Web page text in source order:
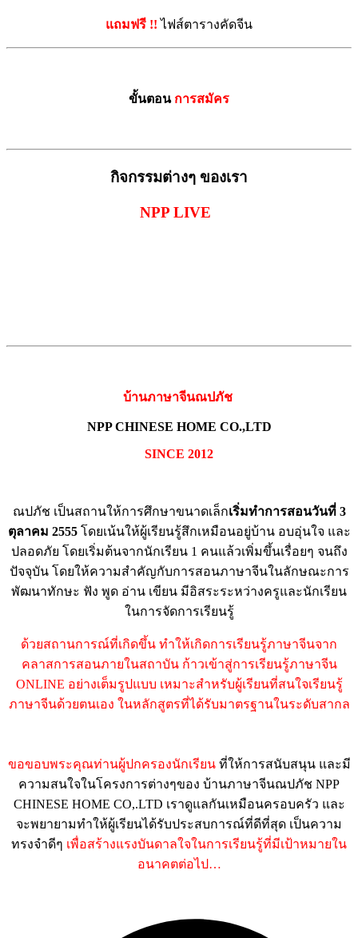
แถมฟรี !! ไฟส์ตารางคัดจีน
ขั้นตอน การสมัคร
กิจกรรมต่างๆ ของเรา
NPP LIVE
บ้านภาษาจีนณปภัช
NPP CHINESE HOME CO.,LTD
SINCE 2012
ณปภัช เป็นสถานให้การศึกษาขนาดเล็กเริ่มทำการสอนวันที่ 3
ตุลาคม 2555โดยเน้นให้ผู้เรียนรู้สึกเหมือนอยู่บ้าน อบอุ่นใจ และ
ปลอดภัย โดยเริ่มต้นจากนักเรียน 1 คนแล้วเพิ่มขึ้นเรื่อยๆ จนถึง
ปัจจุบัน โดยให้ความสำคัญกับการสอนภาษาจีนในลักษณะการ
พัฒนาทักษะ ฟัง พูด อ่าน เขียน มีอิสระระหว่างครูและนักเรียน
ในการจัดการเรียนรู้
ด้วยสถานการณ์ที่เกิดขึ้น ทำให้เกิดการเรียนรู้ภาษาจีนจาก
คลาสการสอนภายในสถาบัน ก้าวเข้าสู่การเรียนรู้ภาษาจีน
ONLINE อย่างเต็มรูปแบบ เหมาะสำหรับผู้เรียนที่สนใจเรียนรู้
ภาษาจีนด้วยตนเอง ในหลักสูตรที่ได้รับมาตรฐานในระดับสากล
ขอขอบพระคุณท่านผู้ปกครองนักเรียน ที่ให้การสนับสนุน และมี
ความสนใจในโครงการต่างๆของ บ้านภาษาจีนณปภัช NPP
CHINESE HOME CO,.LTD เราดูแลกันเหมือนครอบครัว และ
จะพยายามทำให้ผู้เรียนได้รับประสบการณ์ที่ดีที่สุด เป็นความ
ทรงจำดีๆ เพื่อสร้างแรงบันดาลใจในการเรียนรู้ที่มีเป้าหมายใน
อนาคตต่อไป…